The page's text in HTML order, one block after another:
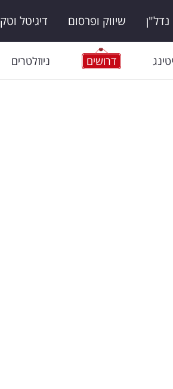
נדל"ן שיווק ופרסום דיגיטל וטק
דרושים ניוזלטרים